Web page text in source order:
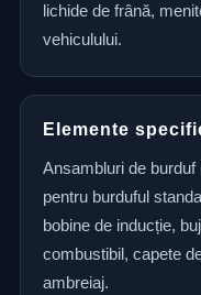
lichide de frână,
vehiculului.
Elemente
Ansambluri de burduf
pentru burduful
bobine de inducție,
combustibil, capete
ambreiaj.